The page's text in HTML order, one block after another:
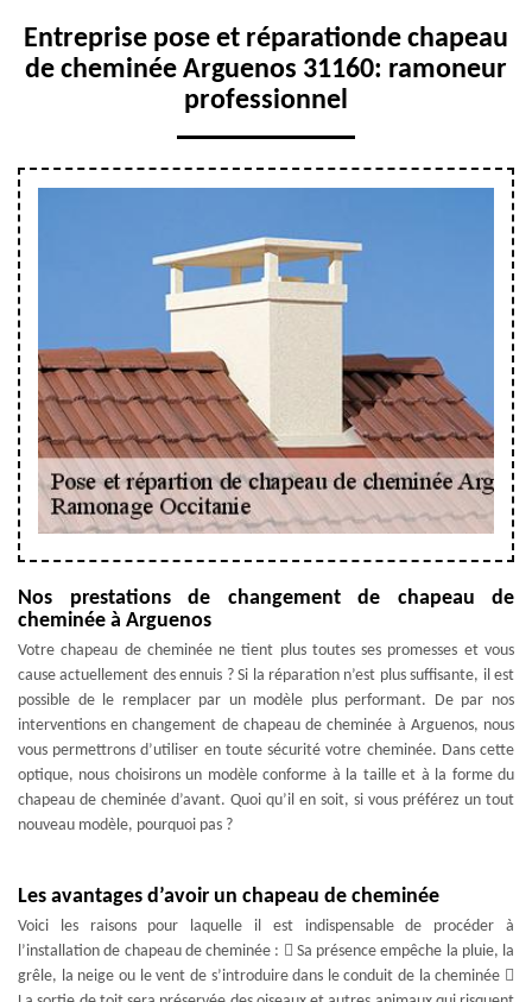
Entreprise pose et réparationde chapeau
de cheminée Arguenos 31160: ramoneur
professionnel
Nos prestations de changement de chapeau de
cheminée à Arguenos
Votre chapeau de cheminée ne tient plus toutes ses promesses et vous
cause actuellement des ennuis ? Si la réparation n’est plus suffisante, il est
possible de le remplacer par un modèle plus performant. De par nos
interventions en changement de chapeau de cheminée à Arguenos, nous
vous permettrons d’utiliser en toute sécurité votre cheminée. Dans cette
optique, nous choisirons un modèle conforme à la taille et à la forme du
chapeau de cheminée d’avant. Quoi qu’il en soit, si vous préférez un tout
nouveau modèle, pourquoi pas ?
Les avantages d’avoir un chapeau de cheminée
Voici les raisons pour laquelle il est indispensable de procéder à
l’installation de chapeau de cheminée :  Sa présence empêche la pluie, la
grêle, la neige ou le vent de s’introduire dans le conduit de la cheminée 